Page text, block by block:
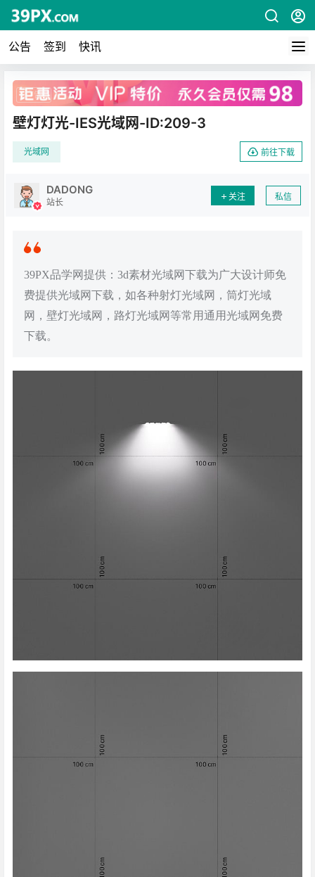
公告 签到 快讯
广告
壁灯灯光-IES光域网-ID:209-3
光域网 前往下载
DADONG
站长
关注 私信
39PX品学网提供：3d素材光域网下载为广大设计师免
费提供光域网下载，如各种射灯光域网，筒灯光域
网，壁灯光域网，路灯光域网等常用通用光域网免费
下载。